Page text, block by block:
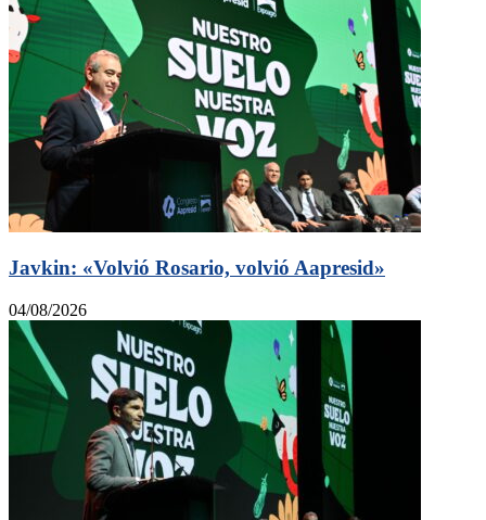
Javkin: «Volvió Rosario, volvió Aapresid»
04/08/2026